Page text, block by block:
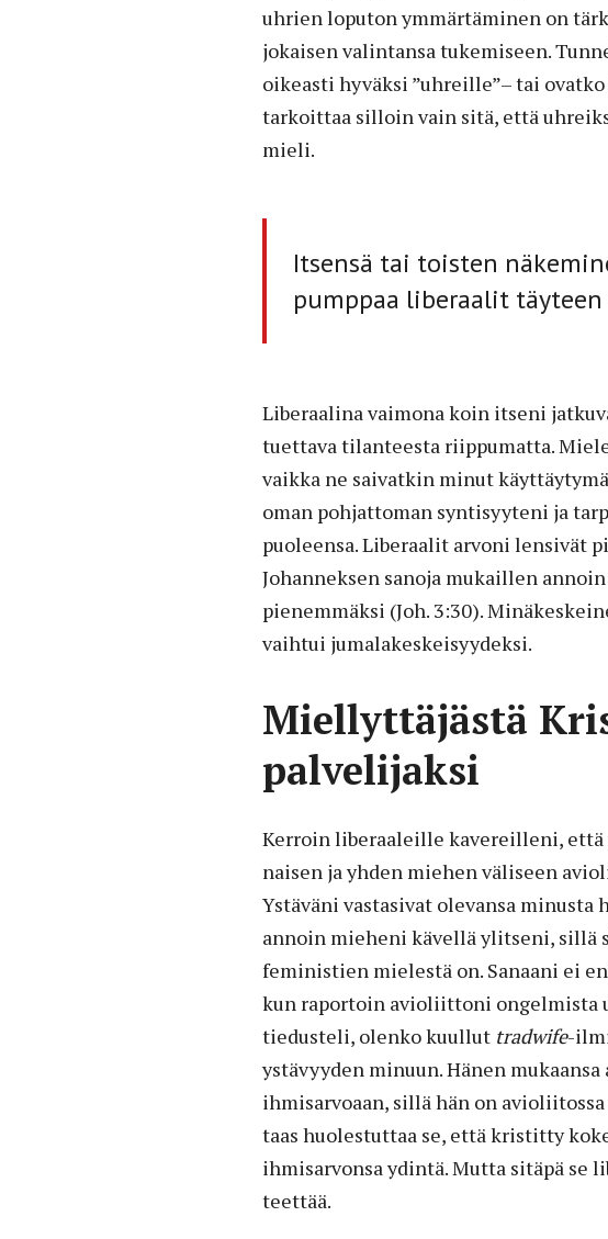
uhrien loputon ymmärtäminen on
jokaisen valintansa tukemiseen.
oikeasti hyväksi ”uhreille”– tai
tarkoittaa silloin vain sitä, että
mieli.
Itsensä tai toisten
pumppaa liberaalit
Liberaalina vaimona koin itseni
tuettava tilanteesta riippumatta.
vaikka ne saivatkin minut
oman pohjattoman syntisyyteni ja
puoleensa. Liberaalit arvoni lensivät
Johanneksen sanoja mukaillen
pienemmäksi (Joh. 3:30).
vaihtui jumalakeskeisyydeksi.
Miellyttäjästä
palvelijaksi
Kerroin liberaaleille kavereilleni, että
naisen ja yhden miehen väliseen
Ystäväni vastasivat olevansa
annoin mieheni kävellä ylitseni, sillä
feministien mielestä on. Sanaani ei
kun raportoin avioliittoni ongelmista
tiedusteli, olenko kuullut tradwife-
ystävyyden minuun. Hänen
ihmisarvoaan, sillä hän on
taas huolestuttaa se, että kristitty
ihmisarvonsa ydintä. Mutta sitäpä se
teettää.